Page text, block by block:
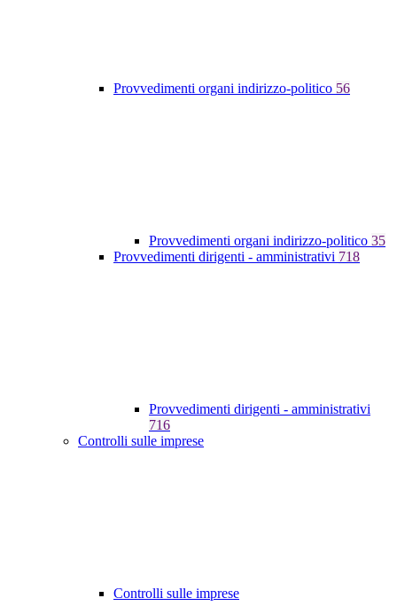
Provvedimenti organi indirizzo-politico 56
Provvedimenti organi indirizzo-politico 35
Provvedimenti dirigenti - amministrativi 718
Provvedimenti dirigenti - amministrativi
716
Controlli sulle imprese
Controlli sulle imprese